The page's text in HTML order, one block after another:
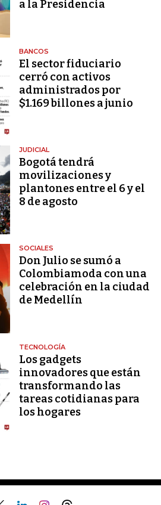
a la Presidencia
BANCOS
El sector fiduciario
cerró con activos
administrados por
$1.169 billones a junio
JUDICIAL
Bogotá tendrá
movilizaciones y
plantones entre el 6 y el
8 de agosto
SOCIALES
Don Julio se sumó a
Colombiamoda con una
celebración en la ciudad
de Medellín
TECNOLOGÍA
Los gadgets
innovadores que están
transformando las
tareas cotidianas para
los hogares